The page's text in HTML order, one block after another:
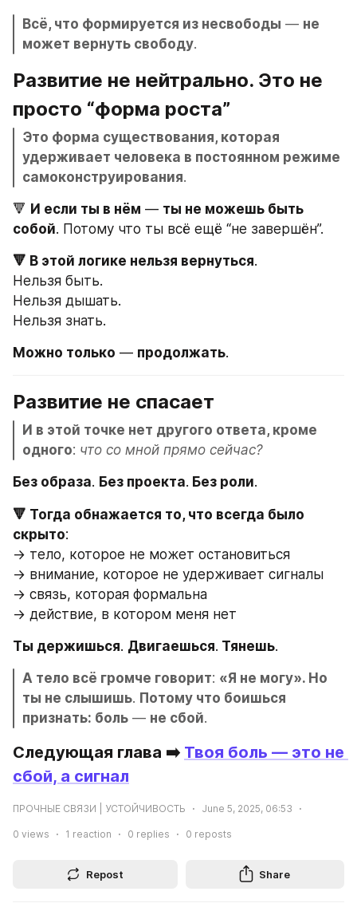
Всё, что формируется из несвободы — не
может вернуть свободу.
Развитие не нейтрально. Это не
просто “форма роста”
Это форма существования, которая
удерживает человека в постоянном режиме
самоконструирования.
🔻 И если ты в нём — ты не можешь быть
собой. Потому что ты всё ещё “не завершён”.
🔻 В этой логике нельзя вернуться.
Нельзя быть.
Нельзя дышать.
Нельзя знать.
Можно только — продолжать.
Развитие не спасает
И в этой точке нет другого ответа, кроме
одного: что со мной прямо сейчас?
Без образа. Без проекта. Без роли.
🔻 Тогда обнажается то, что всегда было
скрыто:
→ тело, которое не может остановиться
→ внимание, которое не удерживает сигналы
→ связь, которая формальна
→ действие, в котором меня нет
Ты держишься. Двигаешься. Тянешь.
А тело всё громче говорит: «Я не могу». Но
ты не слышишь. Потому что боишься
признать: боль — не сбой.
Следующая глава ➡️ Твоя боль — это не
сбой, а сигнал
ПРОЧНЫЕ СВЯЗИ | УСТОЙЧИВОСТЬ June 5, 2025, 06:53
0 views 1 reaction 0 replies 0 reposts
Repost Share